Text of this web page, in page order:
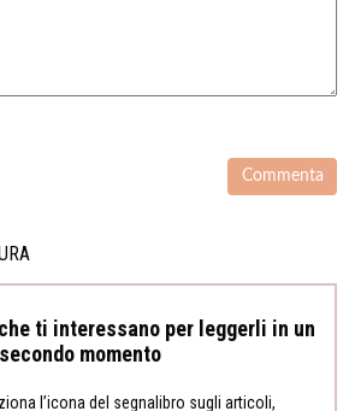
ti interessano per leggerli in un
secondo momento
l’icona del segnalibro sugli articoli,